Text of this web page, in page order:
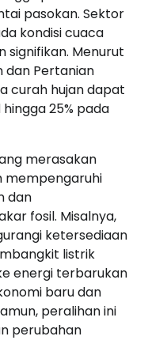
pasokan. Sektor
kondisi cuaca
signifikan. Menurut
dan Pertanian
curah hujan dapat
25% pada
merasakan
mempengaruhi
dan
fosil. Misalnya,
ketersediaan
listrik
energi terbarukan
baru dan
peralihan ini
perubahan